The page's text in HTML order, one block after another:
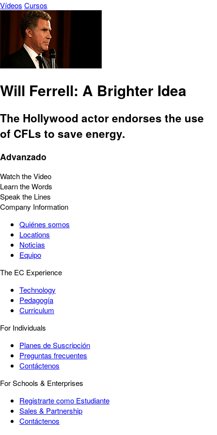
Vídeos Cursos
Will Ferrell: A Brighter Idea
The Hollywood actor endorses the use
of CFLs to save energy.
Advanzado
Watch the Video
Learn the Words
Speak the Lines
Company Information
Quiénes somos
Locations
Noticias
Equipo
The EC Experience
Technology
Pedagogía
Curriculum
For Individuals
Planes de Suscripción
Preguntas frecuentes
Contáctenos
For Schools & Enterprises
Registrarte como Estudiante
Sales & Partnership
Contáctenos